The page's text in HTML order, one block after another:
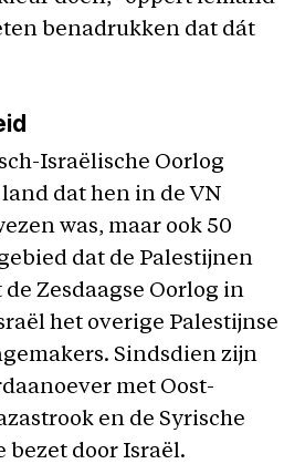
benadrukken dat dát
Israëlische Oorlog
dat hen in de VN
was, maar ook 50
dat de Palestijnen
de Zesdaagse Oorlog in
het overige Palestijnse
Sindsdien zijn
met Oost-
en de Syrische
bezet door Israël.